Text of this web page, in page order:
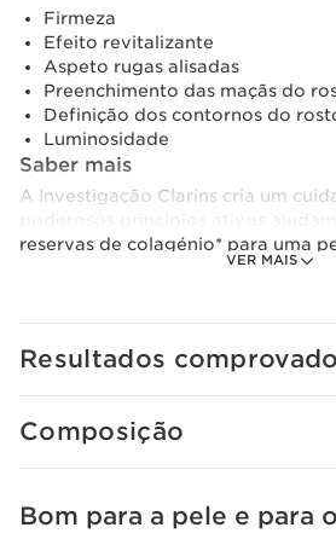
VER MAIS
Firmeza
Efeito revitalizante
Aspeto rugas alisadas
Preenchimento das maçãs do
Definição dos contornos do
Luminosidade
Saber mais
A Investigação Clarins cria um
reservas de colagénio* para uma
tem uma ação direcionada ao
- Extrato de Noz-pecã.
A Niacinamida, uma molécula de
permite a melhorar a textura da
Resultados
Composição
SALTAR PARA O CONTEÚDO
Bom para a pele e para